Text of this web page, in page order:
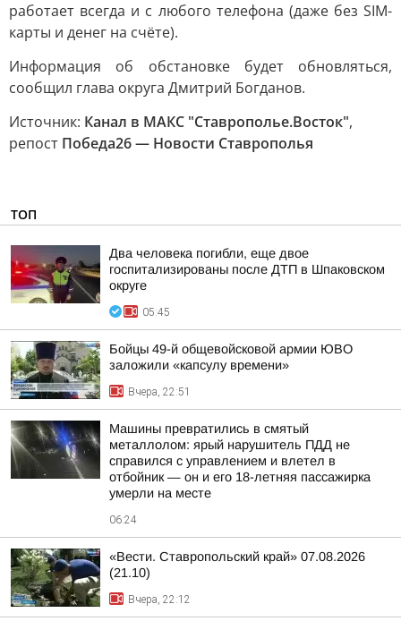
работает всегда и с любого телефона (даже без SIM-
карты и денег на счёте).
Информация об обстановке будет обновляться,
сообщил глава округа Дмитрий Богданов.
Источник: Канал в МАКС "Ставрополье.Восток",
репост Победа26 — Новости Ставрополья
ТОП
Два человека погибли, еще двое
госпитализированы после ДТП в Шпаковском
округе
05:45
Бойцы 49-й общевойсковой армии ЮВО
заложили «капсулу времени»
Вчера, 22:51
Машины превратились в смятый
металлолом: ярый нарушитель ПДД не
справился с управлением и влетел в
отбойник — он и его 18-летняя пассажирка
умерли на месте
06:24
«Вести. Ставропольский край» 07.08.2026
(21.10)
Вчера, 22:12